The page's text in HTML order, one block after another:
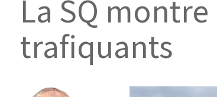
La SQ
trafiquants